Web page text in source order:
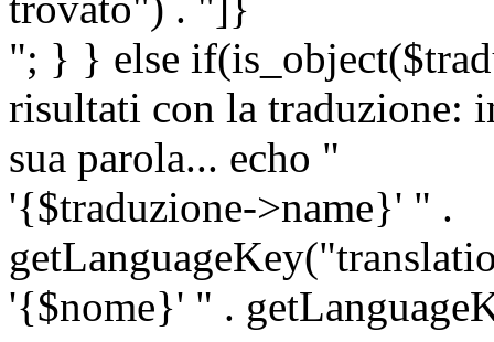
"; } } else
risultati con la traduzione:
sua parola... echo "
'{$traduzione->name}' " .
'{$nome}' " .